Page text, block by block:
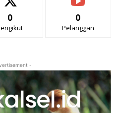
0 0
Pelanggan
-